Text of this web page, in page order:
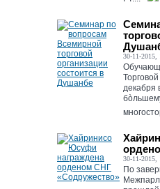
30-11-2015,
декабря
30-11-2015,
По